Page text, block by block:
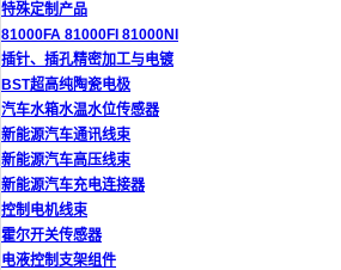
特殊定制产品
81000FA 81000FI 81000NI
插针、插孔精密加工与电镀
BST超高纯陶瓷电极
汽车水箱水温水位传感器
新能源汽车通讯线束
新能源汽车高压线束
新能源汽车充电连接器
控制电机线束
霍尔开关传感器
电液控制支架组件